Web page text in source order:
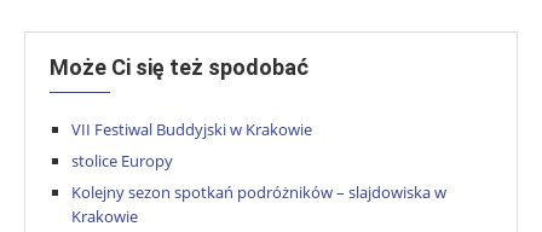
Może Ci się też spodobać
VII Festiwal Buddyjski w Krakowie
stolice Europy
Kolejny sezon spotkań podróżników – slajdowiska w
Krakowie